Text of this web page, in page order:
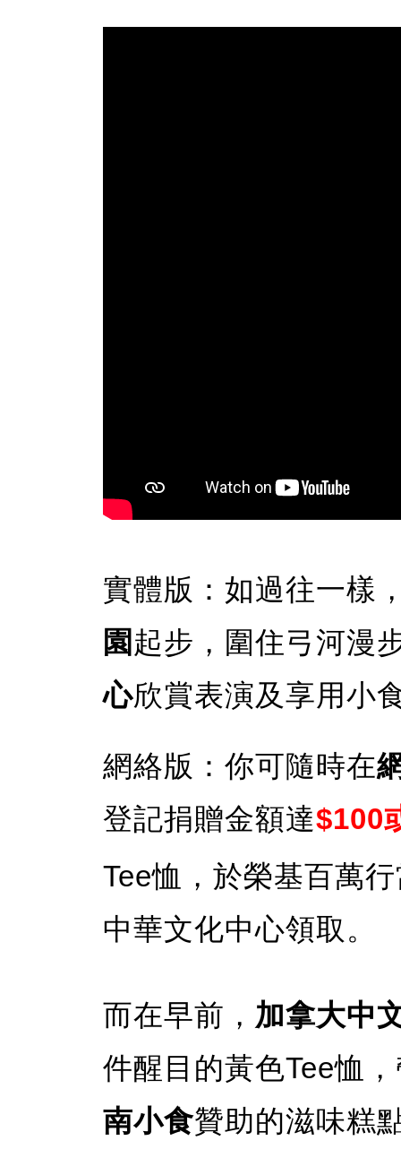
實體版：如過往一樣
園 起步，圍住弓河漫
心欣賞表演及享用小
網絡版：你可隨時在
登記捐贈金額達$100
Tee恤，於榮基百萬
中華文化中心領取。
而在早前， 加拿大中
件醒目的黃色Tee恤
南小食贊助的滋味糕